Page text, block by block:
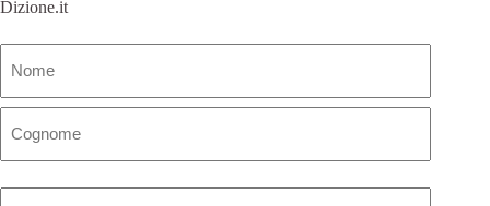
Dizione.it